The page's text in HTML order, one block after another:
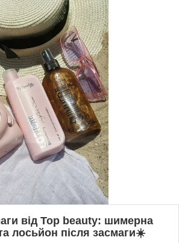
від Top beauty: шимерна
лосьйон після засмаги☀️